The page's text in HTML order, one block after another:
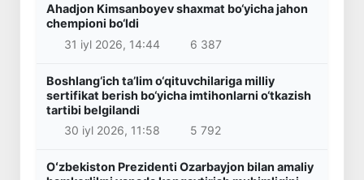
Ahadjon Kimsanboyev shaxmat bo‘yicha jahon
chempioni bo‘ldi
31 iyl 2026, 14:44
6 387
Boshlang‘ich ta’lim o‘qituvchilariga milliy
sertifikat berish bo‘yicha imtihonlarni o‘tkazish
tartibi belgilandi
30 iyl 2026, 11:58
5 792
Oʻzbekiston Prezidenti Ozarbayjon bilan amaliy